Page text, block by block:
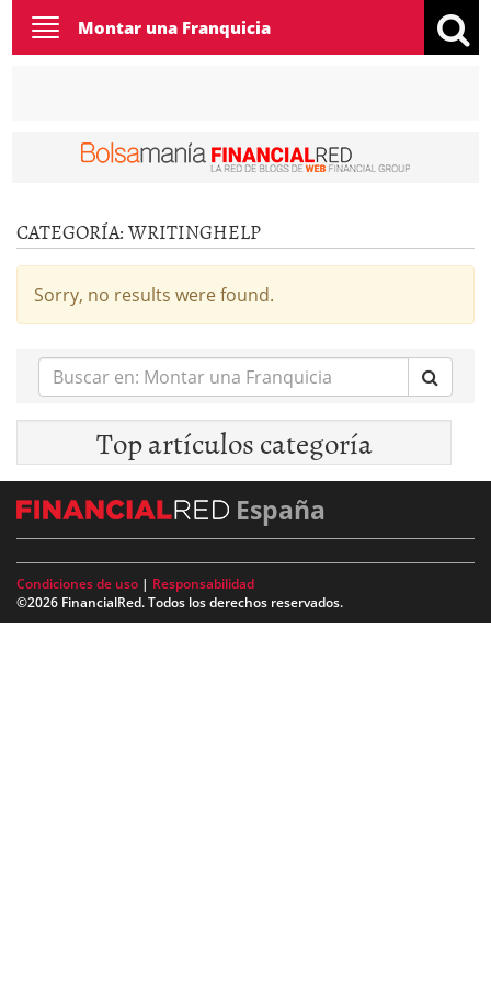
Toggle
navigation
Montar una Franquicia
CATEGORÍA:WRITINGHELP
Sorry, no results were found.
Buscar
en:
Top artículos categoría
España
Condiciones de uso | Responsabilidad
©2026 FinancialRed. Todos los derechos reservados.